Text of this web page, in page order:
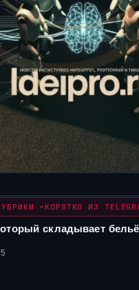
~КОРОТКО ИЗ
складывает